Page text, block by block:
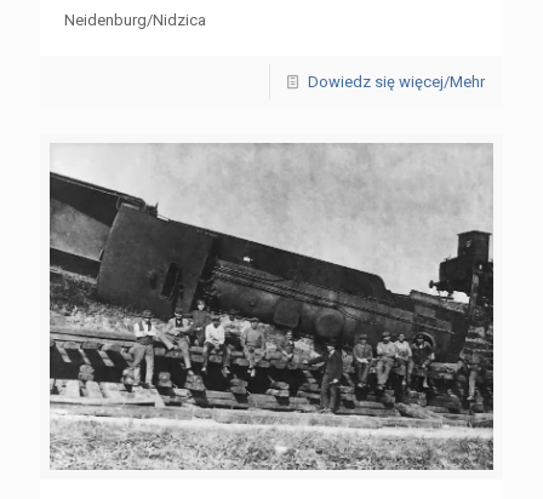
Neidenburg/Nidzica
Dowiedz się więcej/Mehr